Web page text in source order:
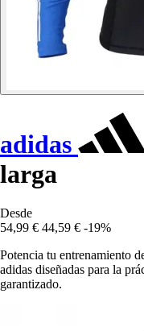
adidas
larga
Desde
54,99 € 44,59 € -19%
Potencia tu entrenamiento
adidas diseñadas para la
garantizado.